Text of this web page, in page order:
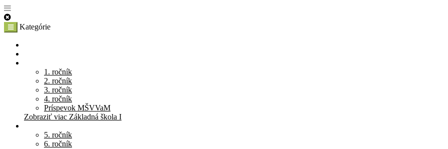
Kategórie
1. ročník
2. ročník
3. ročník
4. ročník
Príspevok MŠVVaM
Zobraziť viac Základná škola I
5. ročník
6. ročník